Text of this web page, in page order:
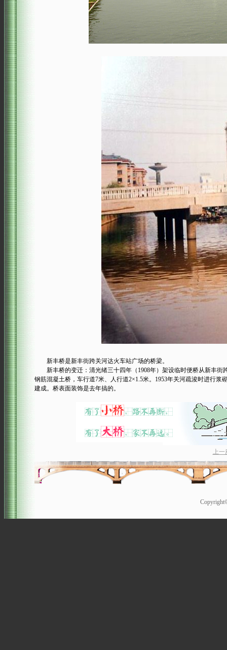
新丰桥是新丰街跨关河达火车站广场的桥梁。
新丰桥的变迁：清光绪三十四年（1908年）架设临时便桥从新丰街
钢筋混凝土桥，车行道7米、人行道2×1.5米。1953年关河疏浚时进行
建成。桥表面装饰是去年搞的。
上一